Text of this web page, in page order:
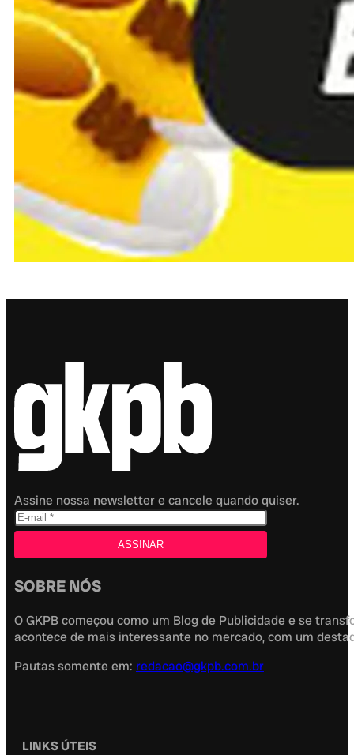
Assine nossa newsletter e cancele quando quiser.
SOBRE NÓS
O GKPB começou como um Blog de Publicidade e se
acontece de mais interessante no mercado, com um
Pautas somente em: redacao@gkpb.com.br
LINKS ÚTEIS